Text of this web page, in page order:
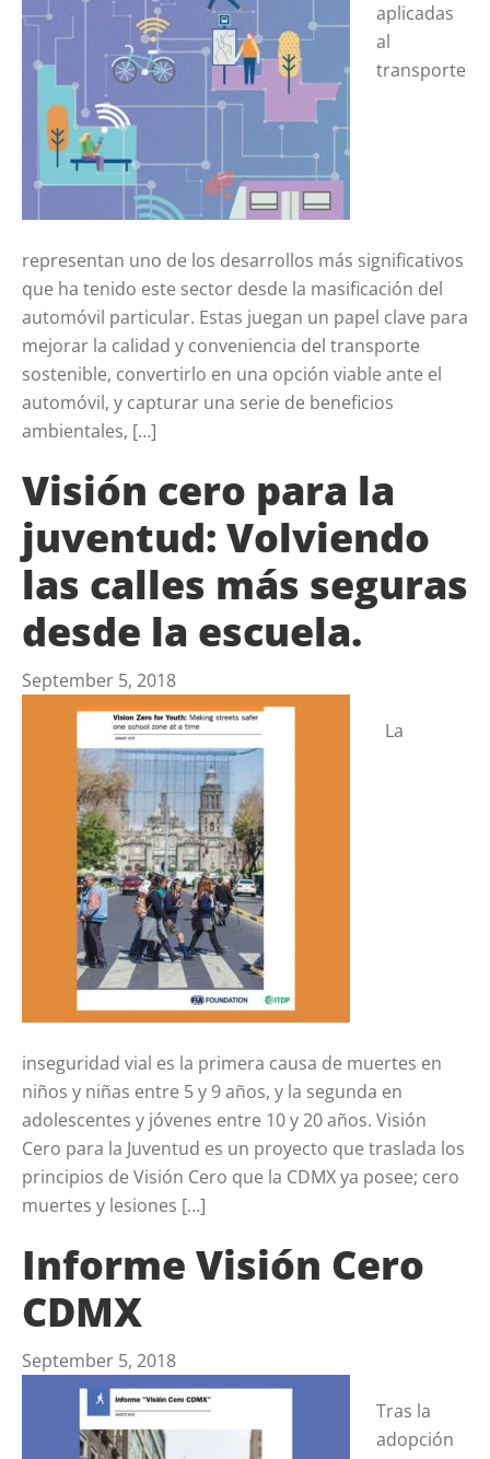
aplicadas
al
transporte
representan uno de los desarrollos más significativos
que ha tenido este sector desde la masificación del
automóvil particular. Estas juegan un papel clave para
mejorar la calidad y conveniencia del transporte
sostenible, convertirlo en una opción viable ante el
automóvil, y capturar una serie de beneficios
ambientales, […]
Visión cero para la
juventud: Volviendo
las calles más seguras
desde la escuela.
September 5, 2018
La
inseguridad vial es la primera causa de muertes en
niños y niñas entre 5 y 9 años, y la segunda en
adolescentes y jóvenes entre 10 y 20 años. Visión
Cero para la Juventud es un proyecto que traslada los
principios de Visión Cero que la CDMX ya posee; cero
muertes y lesiones […]
Informe Visión Cero
CDMX
September 5, 2018
Tras la
adopción